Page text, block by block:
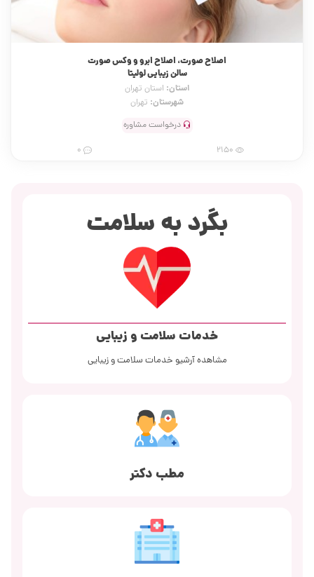
اصلاح صورت، اصلاح ابرو و وکس صورت
سالن زیبایی لولیتا
استان: استان تهران
شهرستان: تهران
درخواست مشاوره
بگرد به سلامت
خدمات سلامت و زیبایی
مشاهده آرشیو خدمات سلامت و زیبایی
مطب دکتر